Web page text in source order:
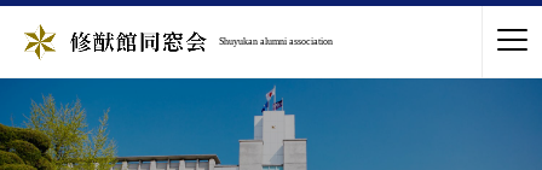
Shuyukan alumni association